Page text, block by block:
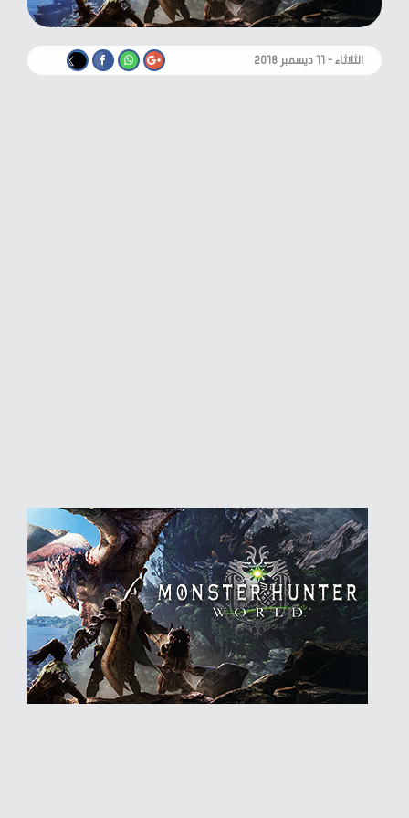
الثلاثاء - ١١ ديسمبر ٢٠١٨